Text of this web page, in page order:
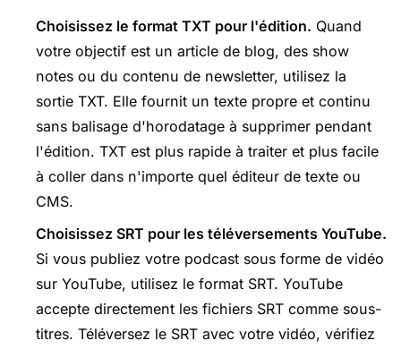
Choisissez le format TXT pour l'édition. Quand
votre objectif est un article de blog, des show
notes ou du contenu de newsletter, utilisez la
sortie TXT. Elle fournit un texte propre et continu
sans balisage d'horodatage à supprimer pendant
l'édition. TXT est plus rapide à traiter et plus facile
à coller dans n'importe quel éditeur de texte ou
CMS.
Choisissez SRT pour les téléversements YouTube.
Si vous publiez votre podcast sous forme de vidéo
sur YouTube, utilisez le format SRT. YouTube
accepte directement les fichiers SRT comme sous-
titres. Téléversez le SRT avec votre vidéo, vérifiez